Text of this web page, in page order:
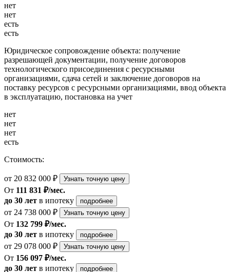
нет
нет
есть
есть
Юридическое сопровождение объекта: получение
разрешающей документации, получение договоров
технологического присоединения с ресурсными
организациями, сдача сетей и заключение договоров на
поставку ресурсов с ресурсными организациями, ввод объекта
в эксплуатацию, постановка на учет
нет
нет
нет
есть
Стоимость:
от 20 832 000 ₽ Узнать точную цену
От 111 831 ₽/мес.
до 30 лет в ипотеку подробнее
от 24 738 000 ₽ Узнать точную цену
От 132 799 ₽/мес.
до 30 лет в ипотеку подробнее
от 29 078 000 ₽ Узнать точную цену
От 156 097 ₽/мес.
до 30 лет в ипотеку подробнее